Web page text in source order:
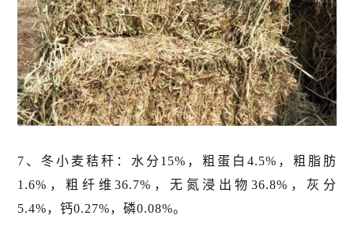
7、冬小麦秸秆：水分15%，粗蛋白4.5%，粗脂肪
1.6%，粗纤维36.7%，无氮浸出物36.8%，灰分
5.4%，钙0.27%，磷0.08%。